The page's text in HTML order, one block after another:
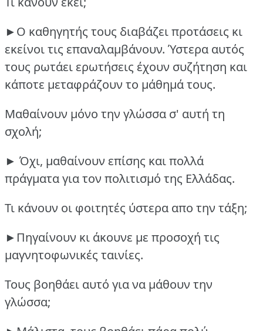
►Ο καθηγητής τους διαβάζει προτάσεις κι
εκείνοι τις επαναλαμβάνουν. Ύστερα αυτός
τους ρωτάει ερωτήσεις έχουν συζήτηση και
κάποτε μεταφράζουν το μάθημά τους.
Μαθαίνουν μόνο την γλώσσα σ' αυτή τη
σχολή;
► Όχι, μαθαίνουν επίσης και πολλά
πράγματα για τον πολιτισμό της Ελλάδας.
Τι κάνουν οι φοιτητές ύστερα απο την τάξη;
►Πηγαίνουν κι άκουνε με προσοχή τις
μαγνητοφωνικές ταινίες.
Τους βοηθάει αυτό για να μάθουν την
γλώσσα;